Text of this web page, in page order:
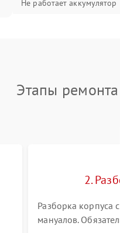
Не работает аккумулятор
Этапы
2.
Разборка корпуса
мануалов.